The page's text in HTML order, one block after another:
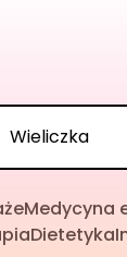
Medycyna
Dietetyka